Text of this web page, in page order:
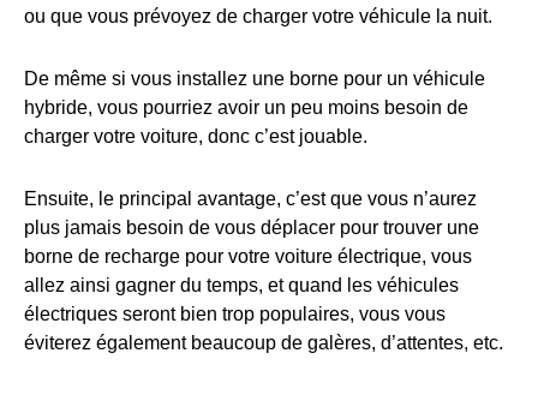
ou que vous prévoyez de charger votre véhicule la nuit.
De même si vous installez une borne pour un véhicule
hybride, vous pourriez avoir un peu moins besoin de
charger votre voiture, donc c’est jouable.
Ensuite, le principal avantage, c’est que vous n’aurez
plus jamais besoin de vous déplacer pour trouver une
borne de recharge pour votre voiture électrique, vous
allez ainsi gagner du temps, et quand les véhicules
électriques seront bien trop populaires, vous vous
éviterez également beaucoup de galères, d’attentes, etc.